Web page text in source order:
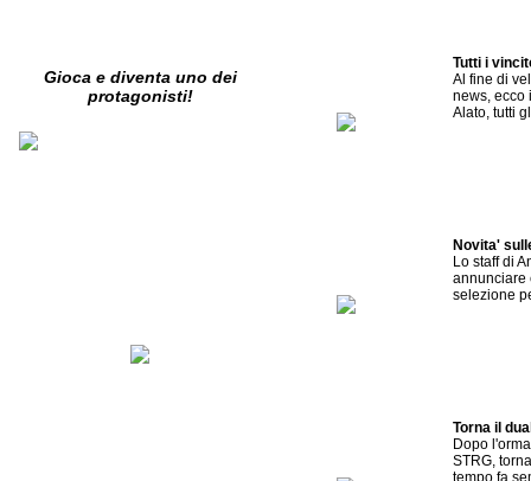
Gioca e diventa uno dei
protagonisti!
Tutti i
Al fine di
news, ecco
Alato, tutti
Novita'
Lo staff di
annunciare
selezione
Torna il
Dopo
STRG,
tempo fa